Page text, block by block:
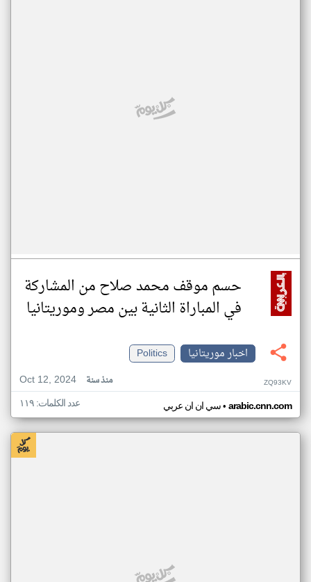
حسم موقف محمد صلاح من المشاركة
في المباراة الثانية بين مصر وموريتانيا
اخبار موريتانيا
Politics
Oct 12, 2024
منذ سنة ZQ93KV
سي ان ان عربي• arabic.cnn.com عدد الكلمات: ١١٩